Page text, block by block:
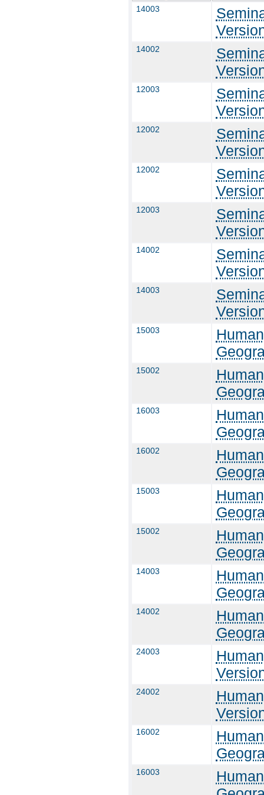
14003
14002
12003
12002
12002
12003
14002
14003
15003
15002
16003
16002
15003
15002
14003
14002
24003
24002
16002
16003